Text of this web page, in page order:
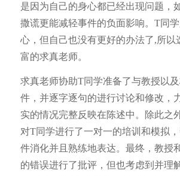
是因为自己的身心都已经出现问题，
撒谎更能减轻事件的负面影响。T同
心，但自己也没有更好的办法了,所以
富的求真老师。
求真老师协助T同学准备了与教授以
件，并逐字逐句的进行讨论和修改，
实的情况完整反映在陈述中。除此之
对T同学进行了一对一的培训和模拟
件消化并且熟练地表达。最终，教授
的错误进行了批评，但也考虑到并理